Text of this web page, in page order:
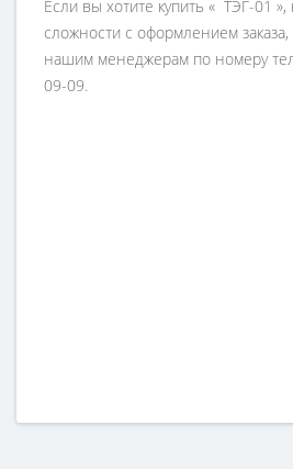
Если вы хотите купить « ТЭГ-01
сложности с оформлением
нашим менеджерам по номеру
09-09.